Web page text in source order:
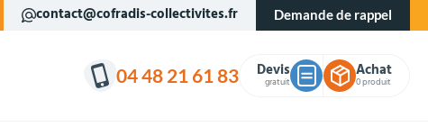
contact@cofradis-collectivites.fr Demande de rappel
04 48 21 61 83 Devis
gratuit
Achat
0 produit